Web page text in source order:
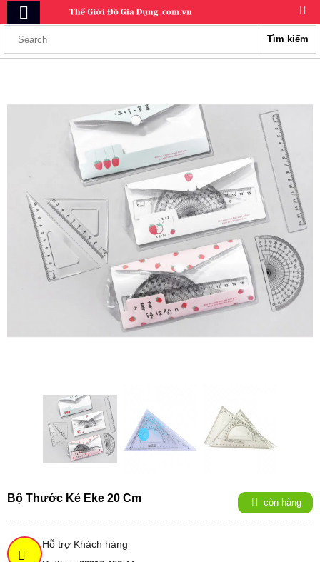
Tìm kiếm
Bộ Thước Kẻ Eke 20 Cm còn hàng
Hỗ trợ Khách hàng